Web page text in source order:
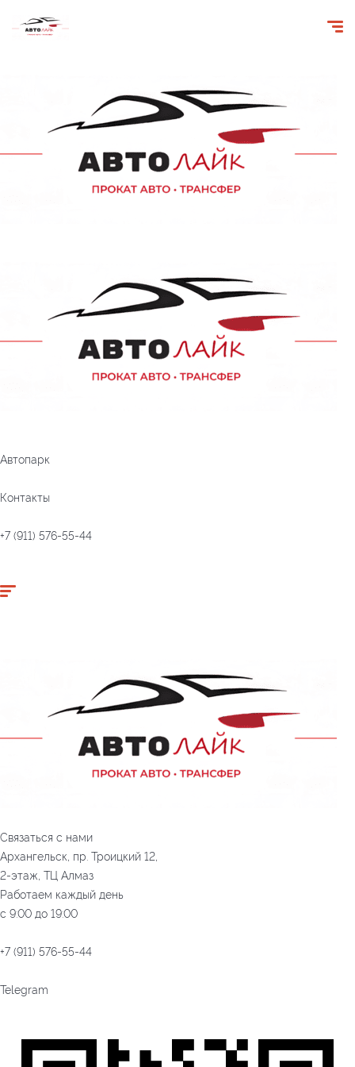
Автопарк
Контакты
+7 (911) 576-55-44
Связаться с нами
Архангельск, пр. Троицкий 12,
2-этаж, ТЦ Алмаз
Работаем каждый день
с 9:00 до 19:00
+7 (911) 576-55-44
Telegram